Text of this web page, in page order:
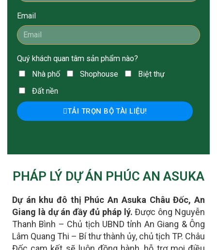
Email
Quý khách quan tâm sản phẩm nào?
Nhà phố
Shophouse
Biệt thự
Đất nền
TẢI TRỌN BỘ TÀI LIỆU!
PHÁP LÝ DỰ ÁN PHÚC AN ASUKA
Dự án khu đô thị Phúc An Asuka Châu Đốc, An
Giang là dự án đầy đủ pháp lý.Được ông Nguyễn
Thanh Bình – Chủ tịch UBND tỉnh An Giang & Ông
Lâm Quang Thi – Bí thư thành ủy, chủ tịch TP. Châu